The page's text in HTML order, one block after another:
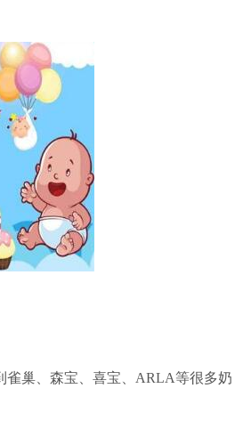
雀巢、森宝、喜宝、ARLA等很多奶